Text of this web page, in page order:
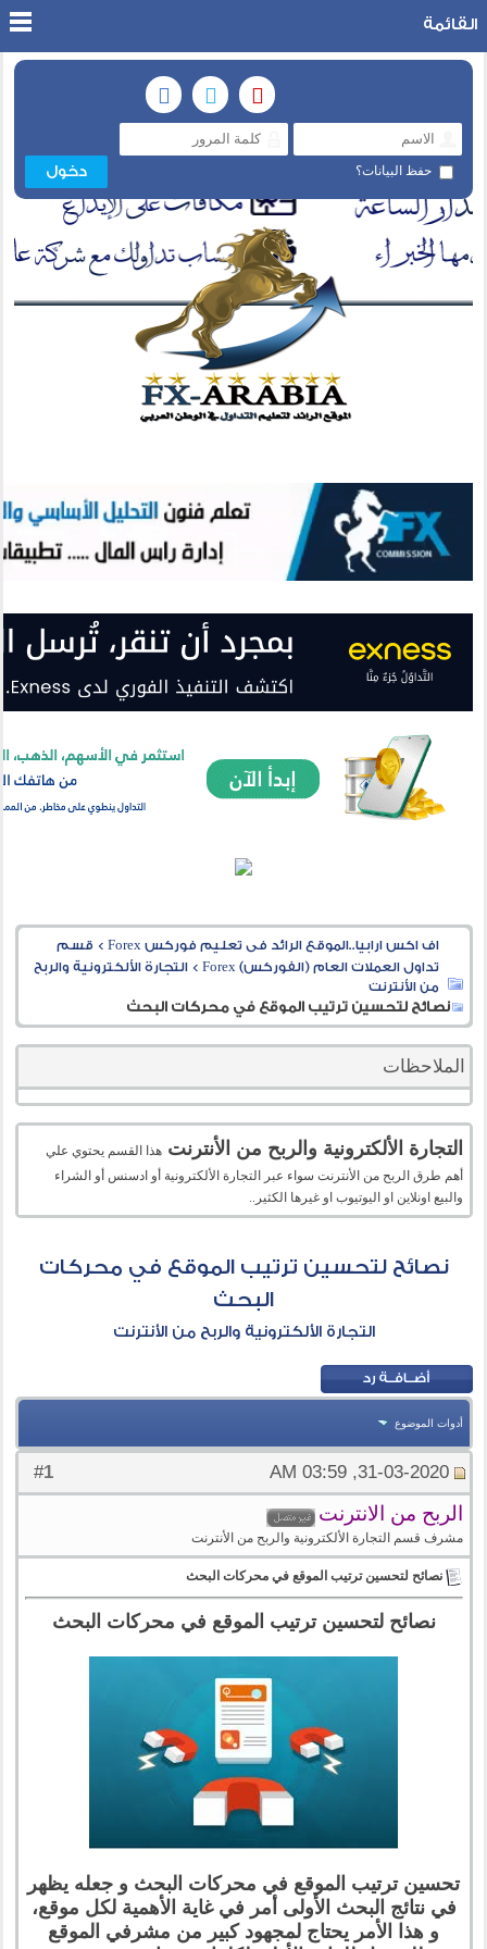
حفظ البيانات؟
القائمة
اف اكس ارابيا..الموقع الرائد فى تعليم فوركس Forex > قسم
تداول العملات العام (الفوركس) Forex
>التجارة الألكترونية والربح
من الأنترنت
نصائح لتحسين ترتيب الموقع في محركات البحث
الملاحظات
التجارة الألكترونية والربح من الأنترنت هذا القسم يحتوي علي
أهم طرق الربح من الأنترنت سواء عبر التجارة الألكترونية أو ادسنس أو الشراء
والبيع اونلاين او اليوتيوب او غيرها الكثير..
نصائح لتحسين ترتيب الموقع في محركات
البحث
التجارة الألكترونية والربح من الأنترنت
أدوات الموضوع
#
1 31-03-2020, 03:59 AM
الربح من الانترنت
مشرف قسم التجارة الألكترونية والربح من الأنترنت
نصائح لتحسين ترتيب الموقع في محركات البحث
نصائح لتحسين ترتيب الموقع في محركات البحث
تحسين ترتيب الموقع في محركات البحث و جعله يظهر
في نتائج البحث الأولى أمر في غاية الأهمية لكل موقع،
و هذا الأمر يحتاج لمجهود كبير من مشرفي الموقع